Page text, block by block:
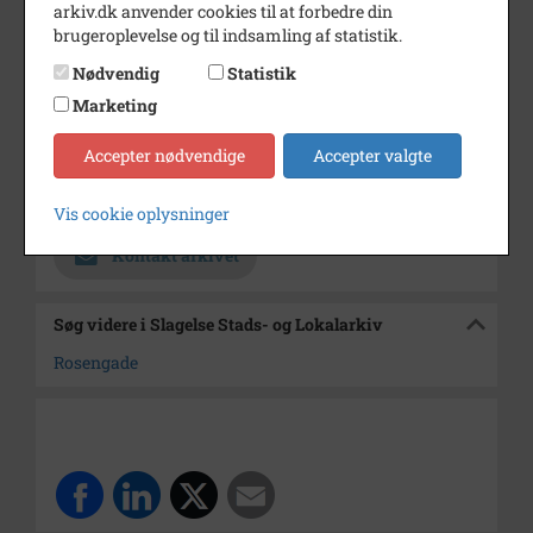
Dateringsnote
ca. 1908 til 1910'erne
Hans Knudsen har forretning
på Rosengade fra 1908
Fotograf
Størrelse
8x9
Arkiv
Kontakt arkivet
Søg videre i Slagelse Stads- og Lokalarkiv
Rosengade
arkiv.dk anvender cookies til at forbedre din
brugeroplevelse og til indsamling af statistik.
Nødvendig
Statistik
Marketing
Accepter nødvendige Accepter valgte
Vis cookie oplysninger